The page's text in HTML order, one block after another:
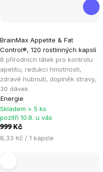
BrainMax Appetite & Fat
Control®, 120 rostlinných kapslí
8 přírodních látek pro kontrolu
apetitu, redukci hmotnosti,
zdravé hubnutí, doplněk stravy,
30 dávek
Energie
hodnocení
produktu
je
4,9
z
5
hvězdiček.
Skladem > 5 ks
pozítří 10.8. u vás
999 Kč
Měrná
8,33 Kč / 1 kapsle